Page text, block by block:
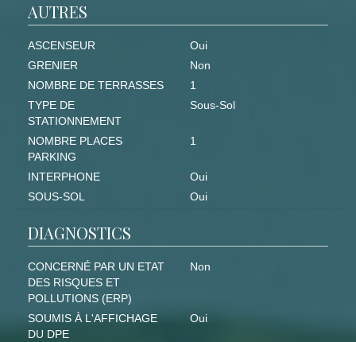
AUTRES
ASCENSEUR
Oui
GRENIER
Non
NOMBRE DE TERRASSES
1
TYPE DE
STATIONNEMENT
Sous-Sol
NOMBRE PLACES
PARKING
1
INTERPHONE
Oui
SOUS-SOL
Oui
DIAGNOSTICS
CONCERNÉ PAR UN ETAT
DES RISQUES ET
POLLUTIONS (ERP)
Non
SOUMIS À L'AFFICHAGE
DU DPE
Oui